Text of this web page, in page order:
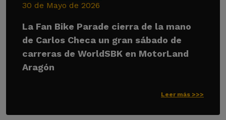
30 de Mayo de 2026
La Fan Bike Parade cierra de la mano
de Carlos Checa un gran sábado de
carreras de WorldSBK en MotorLand
Aragón
Leer más >>>